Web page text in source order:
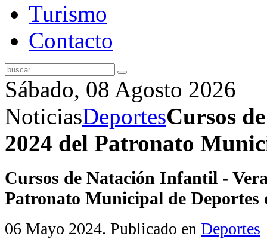
Turismo
Contacto
Sábado, 08 Agosto 2026
NoticiasDeportesCursos
2024 del Patronato
Cursos de Natación Infantil -
Patronato Municipal de Deportes
06 Mayo 2024. Publicado en Deportes